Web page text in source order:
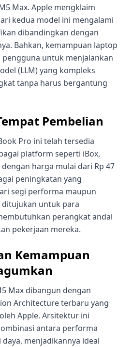
Max. Apple mengklaim
kedua model ini mengalami
dibandingkan dengan
Bahkan, kemampuan laptop
untuk menjalankan
(LLM) yang kompleks
tanpa harus bergantung
Pembelian
Pro ini telah tersedia
platform seperti iBox,
harga mulai dari Rp 47
peningkatan yang
segi performa maupun
untuk para
perangkat andal
pekerjaan mereka.
Kemampuan
Max dibangun dengan
Architecture terbaru yang
Apple. Arsitektur ini
antara performa
menjadikannya ideal